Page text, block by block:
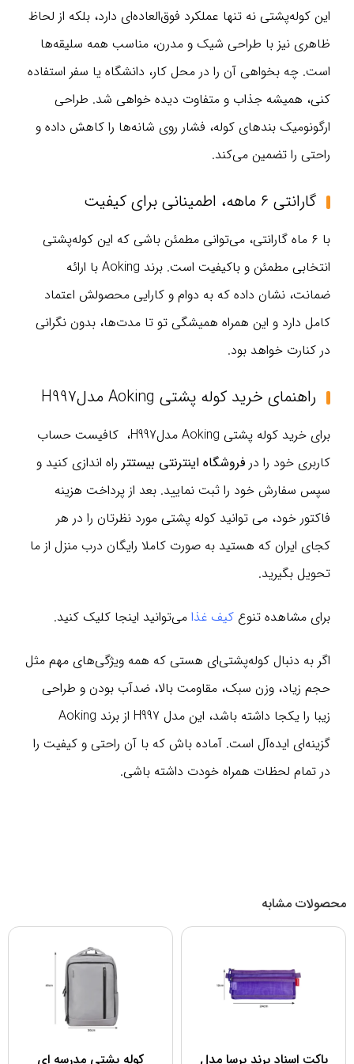
این کوله‌پشتی نه تنها عملکرد فوق‌العاده‌ای دارد، بلکه از لحاظ
ظاهری نیز با طراحی شیک و مدرن، مناسب همه سلیقه‌ها
است. چه بخواهی آن را در محل کار، دانشگاه یا سفر استفاده
کنی، همیشه جذاب و متفاوت دیده خواهی شد. طراحی
ارگونومیک بندهای کوله، فشار روی شانه‌ها را کاهش داده و
راحتی را تضمین می‌کند.
گارانتی ۶ ماهه، اطمینانی برای کیفیت
با ۶ ماه گارانتی، می‌توانی مطمئن باشی که این کوله‌پشتی
انتخابی مطمئن و باکیفیت است. برند Aoking با ارائه
ضمانت، نشان داده که به دوام و کارایی محصولش اعتماد
کامل دارد و این همراه همیشگی تو تا مدت‌ها، بدون نگرانی
در کنارت خواهد بود.
راهنمای خرید کوله پشتی Aoking مدلH997
برای خرید کوله پشتی Aoking مدلH997، کافیست حساب
کاربری خود را در فروشگاه اینترنتی بیستتر راه اندازی کنید و
سپس سفارش خود را ثبت نمایید. بعد از پرداخت هزینه
فاکتور خود، می توانید کوله پشتی مورد نظرتان را در هر
کجای ایران که هستید به صورت کاملا رایگان درب منزل از ما
تحویل بگیرید.
برای مشاهده تنوع کیف غذا می‌توانید اینجا کلیک کنید.
اگر به دنبال کوله‌پشتی‌ای هستی که همه ویژگی‌های مهم مثل
حجم زیاد، وزن سبک، مقاومت بالا، ضدآب بودن و طراحی
زیبا را یکجا داشته باشد، این مدل H997 از برند Aoking
گزینه‌ای ایده‌آل است. آماده باش که با آن راحتی و کیفیت را
در تمام لحظات همراه خودت داشته باشی.
محصولات مشابه
پاکت اسناد برند پرسا مدل کوله پشتی مدرسه ای